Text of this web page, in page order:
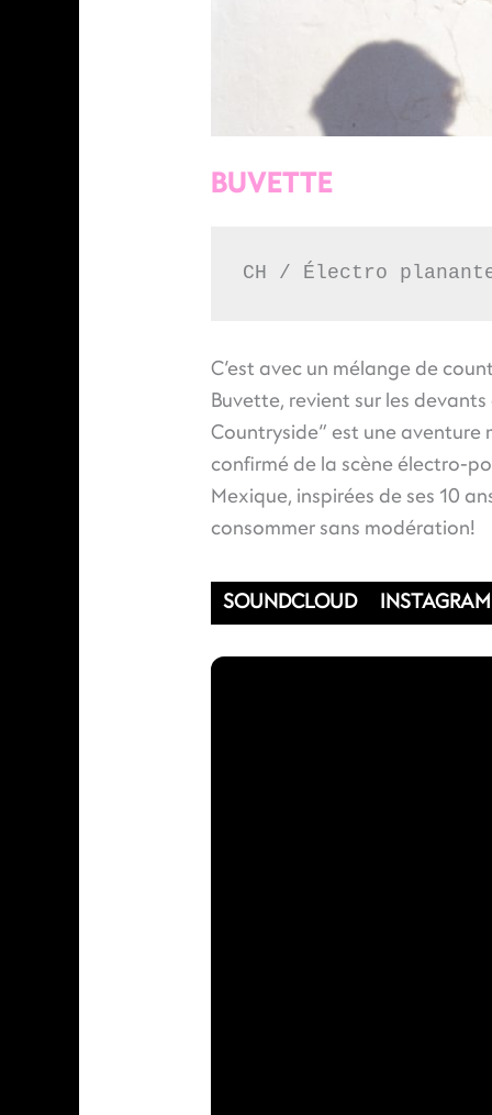
BUVETTE
CH / Électro
C’est avec un mélange de
Buvette, revient sur les
Countryside” est une aventure
confirmé de la scène électro-
Mexique, inspirées de ses 10
consommer sans modération!
SOUNDCLOUD INSTAGRAM